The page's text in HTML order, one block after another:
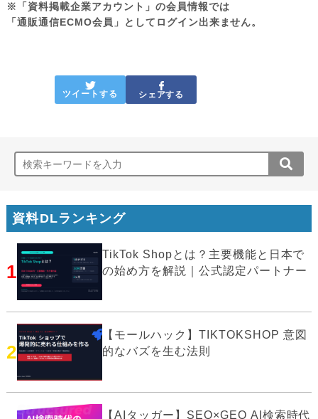
※「資料掲載企業アカウント」の会員情報では
「通販通信ECMO会員」としてログイン出来ません。
ツイートする シェアする
資料DLランキング
1
TikTok Shopとは？主要機能と日本で
の始め方を解説｜公式認定パートナー
2
【モールハック】TIKTOKSHOP 意図
的なバズを生む法則
【AIタッガー】SEO×GEO AI検索時代